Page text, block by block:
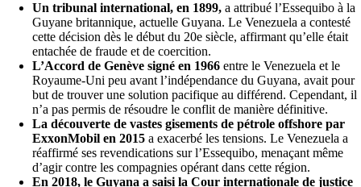
Un tribunal international, en 1899, a attribué l’Essequibo à la
Guyane britannique, actuelle Guyana. Le Venezuela a contesté
cette décision dès le début du 20e siècle, affirmant qu’elle était
entachée de fraude et de coercition.
L’Accord de Genève signé en 1966 entre le Venezuela et le
Royaume-Uni peu avant l’indépendance du Guyana, avait pour
but de trouver une solution pacifique au différend. Cependant, il
n’a pas permis de résoudre le conflit de manière définitive.
La découverte de vastes gisements de pétrole offshore par
ExxonMobil en 2015 a exacerbé les tensions. Le Venezuela a
réaffirmé ses revendications sur l’Essequibo, menaçant même
d’agir contre les compagnies opérant dans cette région.
En 2018, le Guyana a saisi la Cour internationale de justice